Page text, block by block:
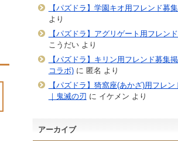
【パズドラ】学園キオ用フレンド募
より
【パズドラ】アグリゲート用フレン
こうだいより
【パズドラ】キリン用フレンド募集
コラボ)に 匿名 より
【パズドラ】猗窩座(あかざ)用フレ
｜鬼滅の刃 に イケメン より
アーカイブ